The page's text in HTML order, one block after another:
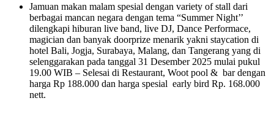
Jamuan makan malam spesial dengan variety of stall dari
berbagai mancan negara dengan tema “Summer Night’’
dilengkapi hiburan live band, live DJ, Dance Performace,
magician dan banyak doorprize menarik yakni staycation di
hotel Bali, Jogja, Surabaya, Malang, dan Tangerang yang di
selenggarakan pada tanggal 31 Desember 2025 mulai pukul
19.00 WIB – Selesai di Restaurant, Woot pool & bar dengan
harga Rp 188.000 dan harga spesial early bird Rp. 168.000
nett.